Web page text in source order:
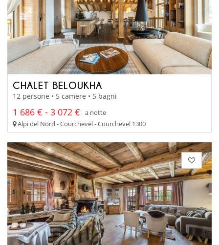
CHALET BELOUKHA
12 persone • 5 camere • 5 bagni
1 686 € - 3 072 €
a notte
Alpi del Nord - Courchevel - Courchevel 1300